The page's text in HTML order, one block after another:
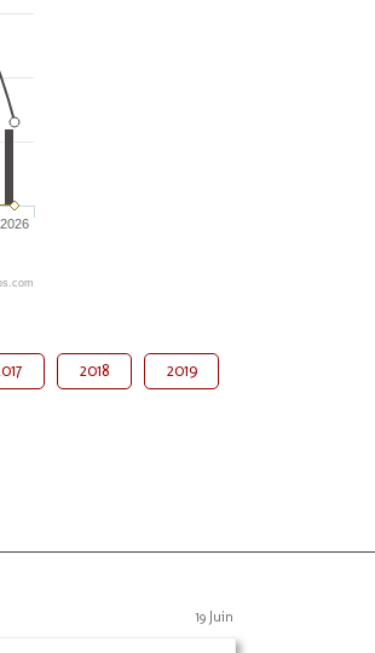
2026
2018 2019
19 Juin